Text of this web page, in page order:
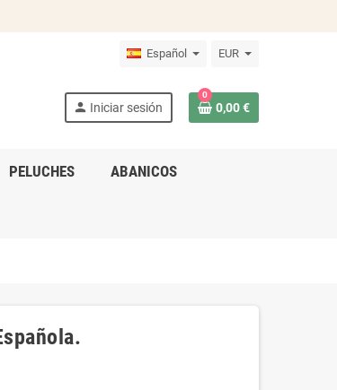
Español EUR
person Iniciar sesión
0
0,00 €
PELUCHES ABANICOS